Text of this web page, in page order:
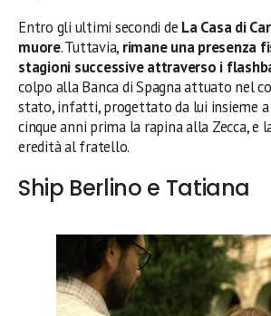
Entro gli ultimi secondi de La Casa di
muore. Tuttavia, rimane una presenza
stagioni successive attraverso i
colpo alla Banca di Spagna attuato nel
stato, infatti, progettato da lui insieme
cinque anni prima la rapina alla Zecca, e
eredità al fratello.
Ship Berlino e Tatiana